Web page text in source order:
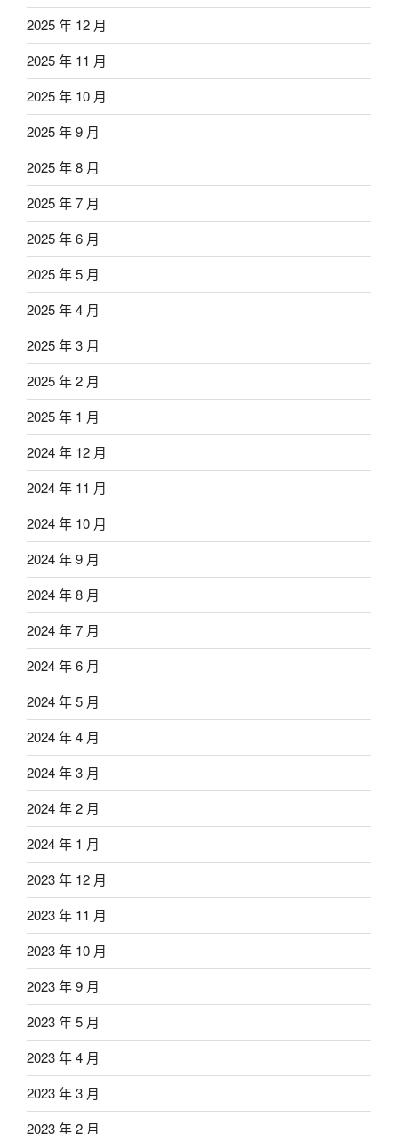
2025 年 12 月
2025 年 11 月
2025 年 10 月
2025 年 9 月
2025 年 8 月
2025 年 7 月
2025 年 6 月
2025 年 5 月
2025 年 4 月
2025 年 3 月
2025 年 2 月
2025 年 1 月
2024 年 12 月
2024 年 11 月
2024 年 10 月
2024 年 9 月
2024 年 8 月
2024 年 7 月
2024 年 6 月
2024 年 5 月
2024 年 4 月
2024 年 3 月
2024 年 2 月
2024 年 1 月
2023 年 12 月
2023 年 11 月
2023 年 10 月
2023 年 9 月
2023 年 5 月
2023 年 4 月
2023 年 3 月
2023 年 2 月